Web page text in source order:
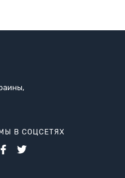
МЫ В СОЦСЕТЯХ